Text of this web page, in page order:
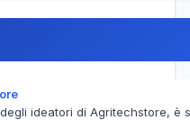
ideatori di Agritechstore, è